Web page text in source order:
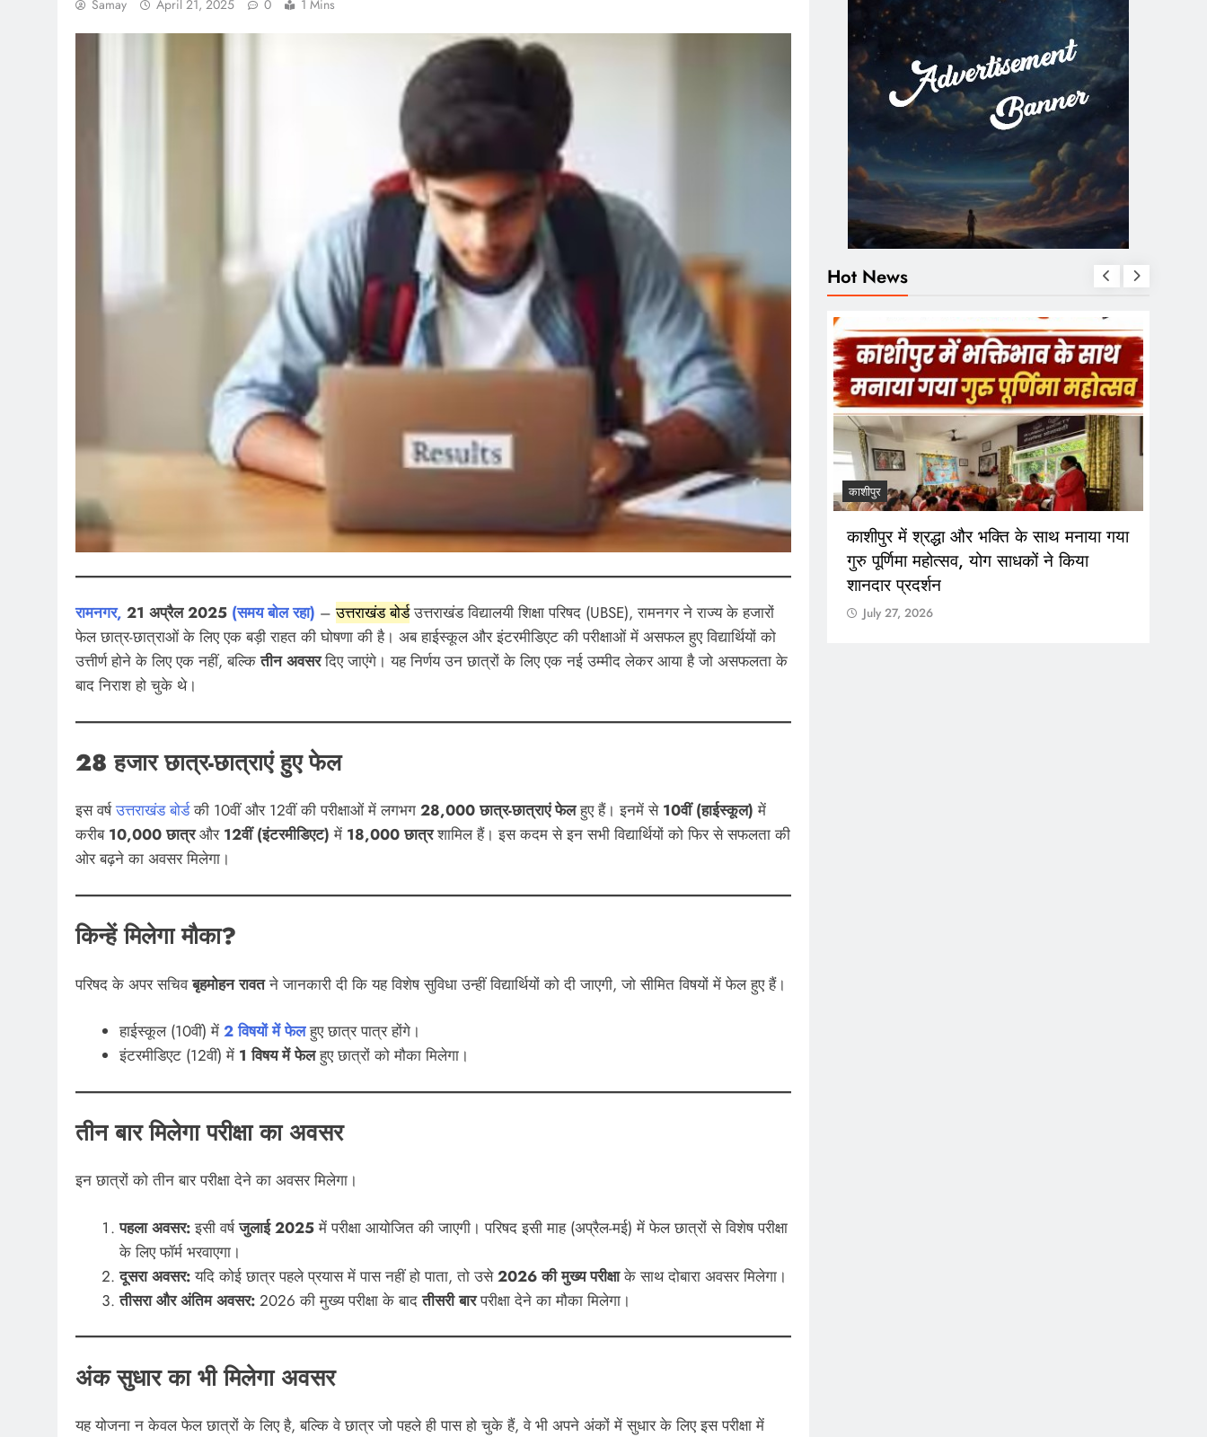
Samay April 21, 2025 0 1 Mins
रामनगर, 21 अप्रैल 2025 (समय बोल रहा) –उत्तराखंड बोर्डउत्तराखंड विद्यालयी शिक्षा परिषद (UBSE), रामनगर ने राज्य के हजारों
फेल छात्र-छात्राओं के लिए एक बड़ी राहत की घोषणा की है। अब हाईस्कूल और इंटरमीडिएट की परीक्षाओं में असफल हुए विद्यार्थियों को
उत्तीर्ण होने के लिए एक नहीं, बल्कितीन अवसरदिए जाएंगे। यह निर्णय उन छात्रों के लिए एक नई उम्मीद लेकर आया है जो असफलता के
बाद निराश हो चुके थे।
28 हजार छात्र-छात्राएं हुए फेल
इस वर्षउत्तराखंड बोर्डकी 10वीं और 12वीं की परीक्षाओं में लगभग 28,000 छात्र-छात्राएं फेलहुए हैं। इनमें से 10वीं (हाईस्कूल) में
करीब 10,000 छात्रऔर 12वीं (इंटरमीडिएट) में 18,000 छात्रशामिल हैं। इस कदम से इन सभी विद्यार्थियों को फिर से सफलता की
ओर बढ़ने का अवसर मिलेगा।
किन्हें मिलेगा मौका?
परिषद के अपर सचिवबृहमोहन रावतने जानकारी दी कि यह विशेष सुविधा उन्हीं विद्यार्थियों को दी जाएगी, जो सीमित विषयों में फेल हुए हैं।
हाईस्कूल (10वीं) में 2 विषयों में फेल हुए छात्र पात्र होंगे।
इंटरमीडिएट (12वीं) में 1 विषय में फेलहुए छात्रों को मौका मिलेगा।
तीन बार मिलेगा परीक्षा का अवसर
इन छात्रों को तीन बार परीक्षा देने का अवसर मिलेगा।
पहला अवसर:इसी वर्षजुलाई 2025में परीक्षा आयोजित की जाएगी। परिषद इसी माह (अप्रैल-मई) में फेल छात्रों से विशेष परीक्षा
के लिए फॉर्म भरवाएगा।
दूसरा अवसर:यदि कोई छात्र पहले प्रयास में पास नहीं हो पाता, तो उसे2026 की मुख्य परीक्षाके साथ दोबारा अवसर मिलेगा।
तीसरा और अंतिम अवसर:2026 की मुख्य परीक्षा के बादतीसरी बारपरीक्षा देने का मौका मिलेगा।
अंक सुधार का भी मिलेगा अवसर
यह योजना न केवल फेल छात्रों के लिए है, बल्कि वे छात्र जो पहले ही पास हो चुके हैं, वे भी अपने अंकों में सुधार के लिए इस परीक्षा में
Hot News
बैठक, पार्षदों की
को दिए समाधान के
10 साल से फरार मफरूर अभियुक्त आखिरकार
गिरफ्तार, पुलभट्टा पुलिस को बड़ी सफलता
काशीपुर में श्रद्धा और भक्ति के साथ मनाया गया
गुरु पूर्णिमा महोत्सव, योग साधकों ने किया
शानदार प्रदर्शन
July 27, 2026
काशीपुर रुद्रपुर
1 सितंबर से शुरू होगा खेल महाकुंभ-2026,
तैयारियों में जुटा प्रशासन
July 27, 2026